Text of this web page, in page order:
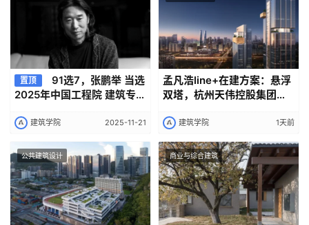
置顶
91选7，张鹏举 当选
2025年中国工程院 建筑专业
建筑学院 2025-11-21
孟凡浩line+在建方案：悬浮
双塔，杭州天伟控股集团总
建筑学院 1天前
公共建筑设计 商业与综合建筑